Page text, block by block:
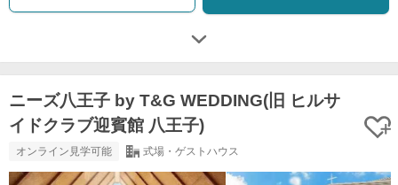
ニーズ八王子 by T&G WEDDING(旧 ヒルサ
イドクラブ迎賓館 八王子)
オンライン見学可能 式場・ゲストハウス